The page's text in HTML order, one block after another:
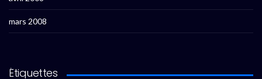
mars 2008
Étiquettes